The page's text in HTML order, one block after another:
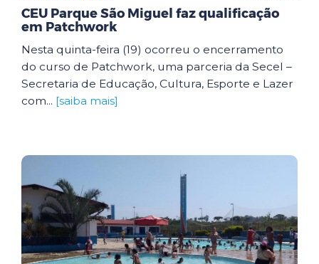
CEU Parque São Miguel faz qualificação
em Patchwork
Nesta quinta-feira (19) ocorreu o encerramento
do curso de Patchwork, uma parceria da Secel –
Secretaria de Educação, Cultura, Esporte e Lazer
com... [saiba mais]